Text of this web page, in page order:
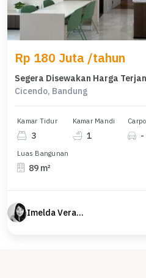
Rp 180 Juta /tahun
Segera Disewakan Harga
Cicendo, Bandung
Kamar Tidur
3
Kamar Mandi
1 -
Luas Bangunan
89 m²
Imelda Veranika